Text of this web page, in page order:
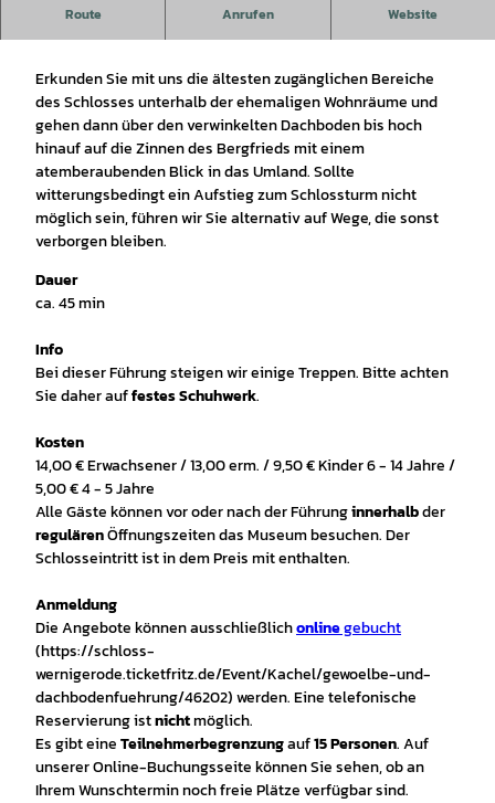
Route Anrufen Website
Gewölbe- und Dachbodenführung
Erkunden Sie mit uns die ältesten zugänglichen Bereiche
des Schlosses unterhalb der ehemaligen Wohnräume und
gehen dann über den verwinkelten Dachboden bis hoch
hinauf auf die Zinnen des Bergfrieds mit einem
atemberaubenden Blick in das Umland. Sollte
witterungsbedingt ein Aufstieg zum Schlossturm nicht
möglich sein, führen wir Sie alternativ auf Wege, die sonst
verborgen bleiben.
Dauer
ca. 45 min
Info
Bei dieser Führung steigen wir einige Treppen. Bitte achten
Sie daher auffestes Schuhwerk.
Kosten
14,00 € Erwachsener / 13,00 erm. / 9,50 € Kinder 6 - 14 Jahre /
5,00 € 4 - 5 Jahre
Alle Gäste können vor oder nach der Führunginnerhalbder
regulärenÖffnungszeiten das Museum besuchen. Der
Schlosseintritt ist in dem Preis mit enthalten.
Anmeldung
Die Angebote können ausschließlichonlinegebucht
(https://schloss-
wernigerode.ticketfritz.de/Event/Kachel/gewoelbe-und-
dachbodenfuehrung/46202) werden. Eine telefonische
Reservierung istnichtmöglich.
Es gibt eineTeilnehmerbegrenzungauf15 Personen. Auf
unserer Online-Buchungsseite können Sie sehen, ob an
Ihrem Wunschtermin noch freie Plätze verfügbar sind.